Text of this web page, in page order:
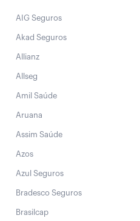
AIG Seguros
Akad Seguros
Allianz
Allseg
Amil Saúde
Aruana
Assim Saúde
Azos
Azul Seguros
Bradesco Seguros
Brasilcap